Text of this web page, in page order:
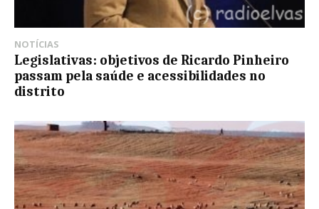
NOTÍCIAS
Legislativas: objetivos de Ricardo Pinheiro
passam pela saúde e acessibilidades no
distrito